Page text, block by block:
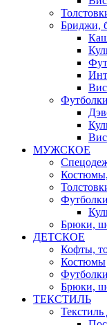
Бриджи,
МУЖСКОЕ
Футболки
Брюки,
ДЕТСКОЕ
Кофты,
Костюмы
Футболки
Брюки,
ТЕКСТИЛЬ
Текстиль